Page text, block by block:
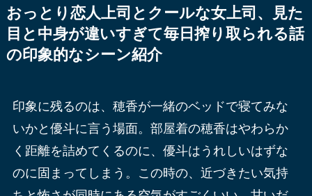
おっとり恋人上司とクールな女上司、見た
目と中身が違いすぎて毎日搾り取られる話
の印象的なシーン紹介
印象に残るのは、穂香が一緒のベッドで寝てみな
いかと優斗に言う場面。部屋着の穂香はやわらか
く距離を詰めてくるのに、優斗はうれしいはずな
のに固まってしまう。この時の、近づきたい気持